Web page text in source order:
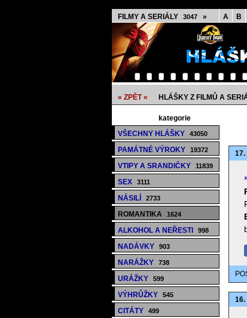
FILMY A SERIÁLY 3047 » A B
« ZPĚT « HLÁŠKY Z FILMŮ A
kategorie
VŠECHNY HLÁŠKY
43050
PAMÁTNÉ VÝROKY 19372
VTIPY A SRANDIČKY 11839
SEX 3111
NÁSILÍ 2733
ROMANTIKA 1624
ALKOHOL A NEŘESTI 998
NADÁVKY 903
NARÁŽKY 738
URÁŽKY 599
VÝHRŮŽKY 545
CITÁTY 499
17.
16.